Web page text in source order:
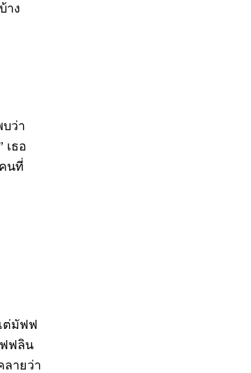
าง
ว่า
เธอ
นที่
ต่มัฟฟ
ฟฟลิน
ายว่า